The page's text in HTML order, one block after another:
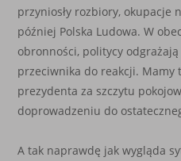
przyniosły rozbiory, okupacje
później Polska Ludowa. W
obronności, politycy
przeciwnika do reakcji.
prezydenta za szczytu
doprowadzeniu do
A tak naprawdę jak wygląda